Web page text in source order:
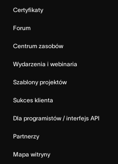
Certyfikaty
Forum
Centrum zasobów
Wydarzenia i webinaria
Szablony projektów
Sukces klienta
Dla programistów / interfejs API
Partnerzy
Mapa witryny